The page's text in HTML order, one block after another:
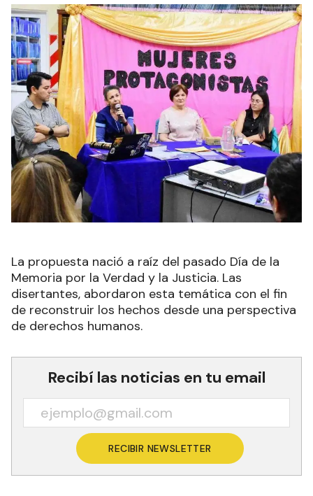
La propuesta nació a raíz del pasado Día de la
Memoria por la Verdad y la Justicia. Las
disertantes, abordaron esta temática con el fin
de reconstruir los hechos desde una perspectiva
de derechos humanos.
Recibí las noticias en tu email
RECIBIR NEWSLETTER